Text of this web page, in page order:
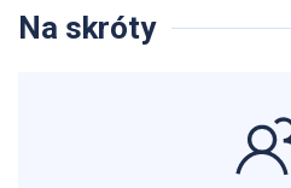
Na skróty